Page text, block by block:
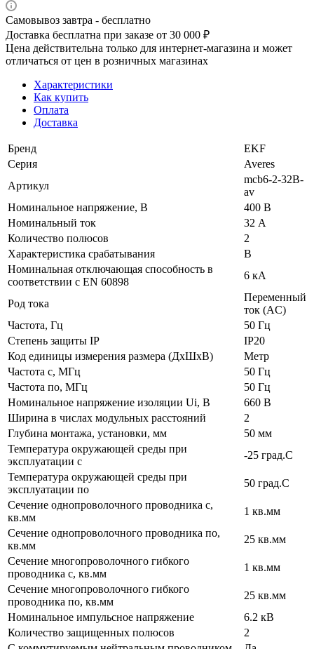
Самовывоз завтра - бесплатно
Доставка бесплатна при заказе от 30 000 ₽
Цена действительна только для интернет-магазина и может
отличаться от цен в розничных магазинах
Характеристики
Как купить
Оплата
Доставка
Бренд
EKF
Серия
Averes
Артикул
mcb6-2-32B-
av
Номинальное напряжение, В
400 В
Номинальный ток
32 А
Количество полюсов
2
Характеристика срабатывания
B
Номинальная отключающая способность в
соответствии с EN 60898
6 кА
Род тока
Переменный
ток (AC)
Частота, Гц
50 Гц
Степень защиты IP
IP20
Код единицы измерения размера (ДхШхВ)
Метр
Частота с, МГц
50 Гц
Частота по, МГц
50 Гц
Номинальное напряжение изоляции Ui, В
660 В
Ширина в числах модульных расстояний
2
Глубина монтажа, установки, мм
50 мм
Температура окружающей среды при
эксплуатации с
-25 град.C
Температура окружающей cреды при
эксплуатации по
50 град.C
Сечение однопроволочного проводника с,
кв.мм
1 кв.мм
Сечение однопроволочного проводника по,
кв.мм
25 кв.мм
Сечение многопроволочного гибкого
проводника с, кв.мм
1 кв.мм
Сечение многопроволочного гибкого
проводника по, кв.мм
25 кв.мм
Номинальное импульсное напряжение
6.2 кВ
Количество защищенных полюсов
2